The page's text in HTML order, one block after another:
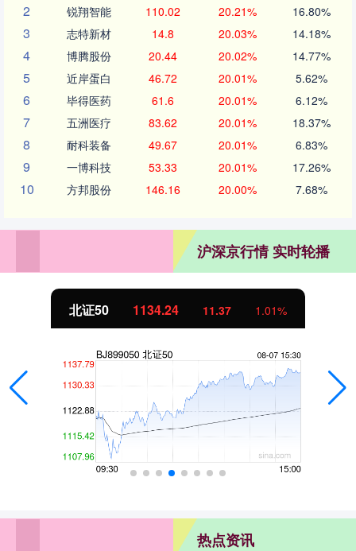
2 锐翔智能 110.02 20.21% 16.80%
3 志特新材 14.8 20.03% 14.18%
4 博腾股份 20.44 20.02% 14.77%
5 近岸蛋白 46.72 20.01% 5.62%
6 毕得医药 61.6 20.01% 6.12%
7 五洲医疗 83.62 20.01% 18.37%
8 耐科装备 49.67 20.01% 6.83%
9 一博科技 53.33 20.01% 17.26%
10 方邦股份 146.16 20.00% 7.68%
沪深京行情 实时轮播
北证50 1134.24 11.37 1.01%
热点资讯